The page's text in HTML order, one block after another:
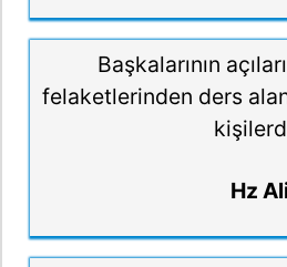
Başkalarının
felaketlerinden ders
Hz